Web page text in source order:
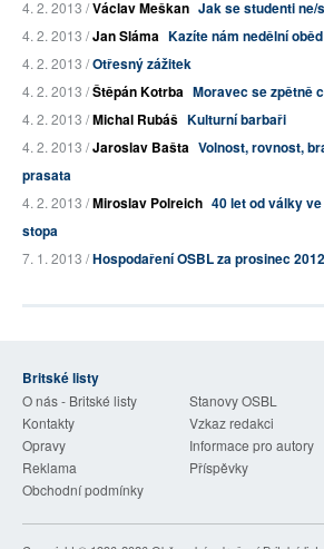
4. 2. 2013 /Václav Meškan Jak se studenti
4. 2. 2013 /Jan Sláma Kazíte nám nedělní oběd
4. 2. 2013 /Otřesný zážitek
4. 2. 2013 /Štěpán Kotrba Moravec se zpětně
4. 2. 2013 /Michal Rubáš Kulturní barbaři
4. 2. 2013 /Jaroslav Bašta Volnost, rovnost,
prasata
4. 2. 2013 /Miroslav Polreich 40 let od války
stopa
7. 1. 2013 /Hospodaření OSBL za prosinec 2012
Britské listy
O nás - Britské listy
Stanovy OSBL
Kontakty
Vzkaz redakci
Opravy
Informace pro autory
Reklama
Příspěvky
Obchodní podmínky